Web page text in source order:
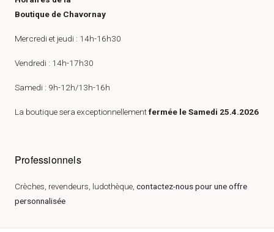
Boutique de Chavornay
Mercredi et jeudi : 14h-16h30
Vendredi : 14h-17h30
Samedi : 9h-12h/13h-16h
La boutique sera exceptionnellementfermée le Samedi 25.4.2026
Professionnels
Crèches, revendeurs, ludothèque, contactez-nous pour une offre
personnalisée